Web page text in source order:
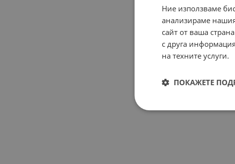
Ние използваме
анализираме
сайт от ваша
с друга
на техните услуги.
ПОКАЖЕТЕ